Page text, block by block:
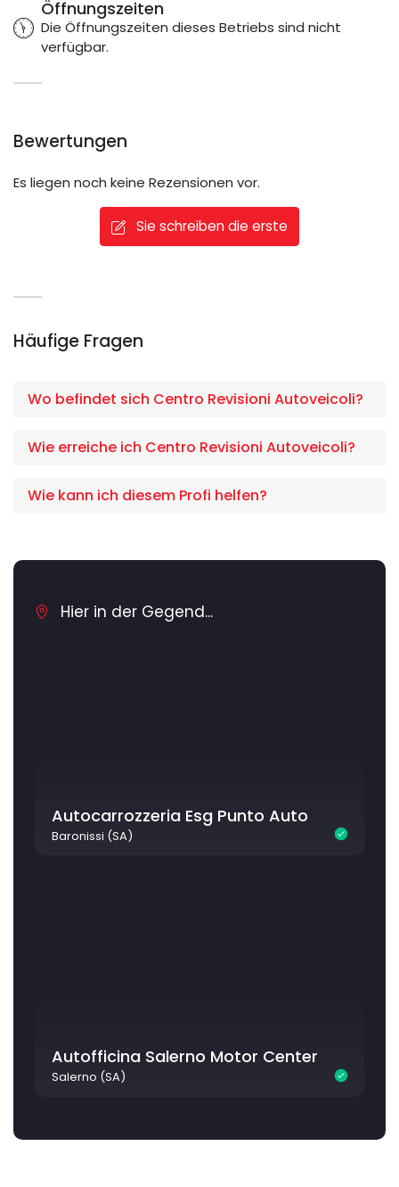
Öffnungszeiten
Die Öffnungszeiten dieses Betriebs sind nicht
verfügbar.
Bewertungen
Es liegen noch keine Rezensionen vor.
Sie schreiben die erste
Häufige Fragen
Wo befindet sich Centro Revisioni Autoveicoli?
Wie erreiche ich Centro Revisioni Autoveicoli?
Wie kann ich diesem Profi helfen?
Hier in der Gegend...
Autocarrozzeria Esg Punto Auto
Baronissi (SA)
Autofficina Salerno Motor Center
Salerno (SA)